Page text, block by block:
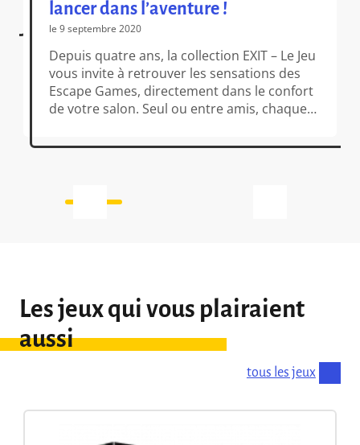
lancer dans l’aventure !
le 9 septembre 2020
Depuis quatre ans, la collection EXIT – Le Jeu
vous invite à retrouver les sensations des
Escape Games, directement dans le confort
de votre salon. Seul ou entre amis, chaque
aux résolutions toujours plus ingénieuses
qu’excitantes ! Vendredi prochain, […]
Les jeux qui vous plairaient
aussi
tous les jeux